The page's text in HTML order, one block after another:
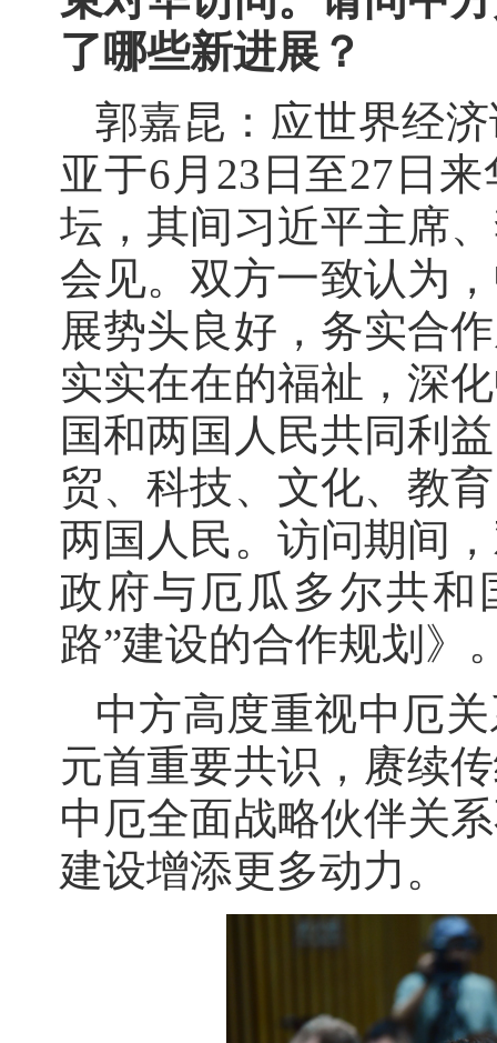
了哪些新进展？
郭嘉昆：应世界经
亚于6月23日至27日
坛，其间习近平主席
会见。双方一致认为
展势头良好，务实合
实实在在的福祉，深
国和两国人民共同利
贸、科技、文化、教
两国人民。访问期间
政府与厄瓜多尔共和
路”建设的合作规划》
中方高度重视中厄
元首重要共识，赓续
中厄全面战略伙伴关
建设增添更多动力。